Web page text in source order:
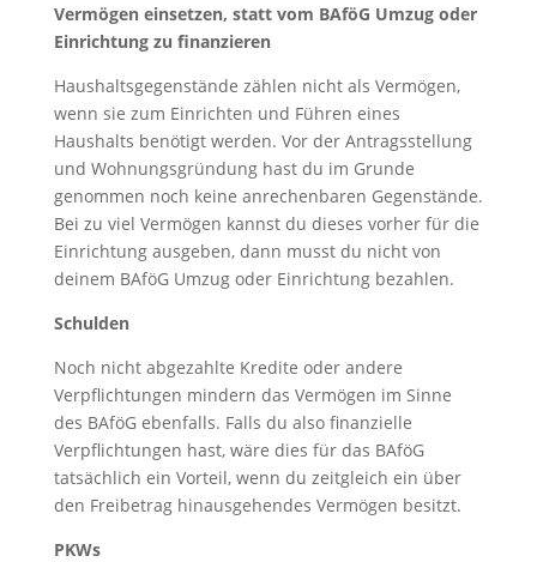
Vermögen einsetzen, statt vom BAföG Umzug oder
Einrichtung zu finanzieren
Haushaltsgegenstände zählen nicht als Vermögen,
wenn sie zum Einrichten und Führen eines
Haushalts benötigt werden. Vor der Antragsstellung
und Wohnungsgründung hast du im Grunde
genommen noch keine anrechenbaren Gegenstände.
Bei zu viel Vermögen kannst du dieses vorher für die
Einrichtung ausgeben, dann musst du nicht von
deinem BAföG Umzug oder Einrichtung bezahlen.
Schulden
Noch nicht abgezahlte Kredite oder andere
Verpflichtungen mindern das Vermögen im Sinne
des BAföG ebenfalls. Falls du also finanzielle
Verpflichtungen hast, wäre dies für das BAföG
tatsächlich ein Vorteil, wenn du zeitgleich ein über
den Freibetrag hinausgehendes Vermögen besitzt.
PKWs